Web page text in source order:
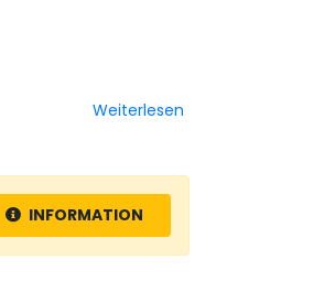
Weiterlesen
INFORMATION